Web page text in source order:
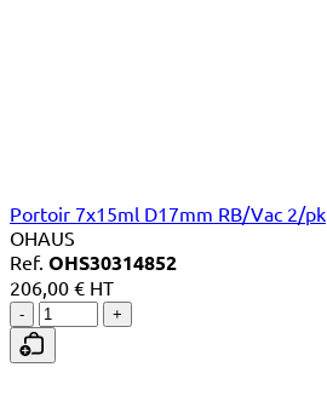
Portoir 7x15ml D17mm RB/Vac 2/pk
OHAUS
Ref. OHS30314852
206,00 € HT
- +